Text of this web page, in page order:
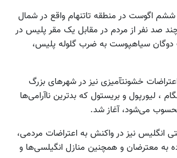
ششم اگوست در منطقه تاتنهام واقع در شمال
صد نفر از مردم در مقابل یک مقر پلیس در
اعتراض به مرگ مارک دوگان سیاه‎پوست به ضرب گلوله پلیس،
در پی این ناآرامی‌ها، اعتراضات خشونت‎آمیزی نیز در شهرهای بزرگ
، لیورپول و بریستول که بدترین ناآرامی‌ها
انگلیس نیز در واکنش به اعتراضات مردمی،
به معترضان و همچنین منازل انگیلسی‌ها و